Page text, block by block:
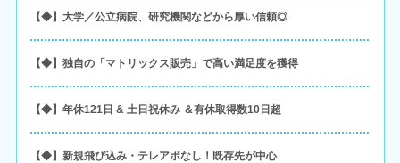
【◆】大学／公立病院、研究機関などから厚い信頼◎
【◆】独自の「マトリックス販売」で高い満足度を獲得
【◆】年休121日 & 土日祝休み ＆有休取得数10日超
【◆】新規飛び込み・テレアポなし！既存先が中心